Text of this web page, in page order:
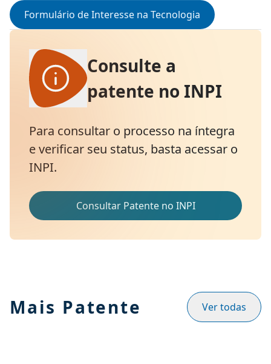
Formulário de Interesse na Tecnologia
Consulte a
patente no INPI
Para consultar o processo na íntegra
e verificar seu status, basta acessar o
INPI.
Consultar Patente no INPI
Mais Patente Ver todas